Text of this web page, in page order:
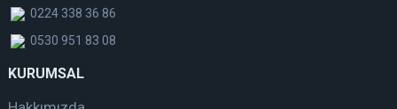
0224 338 36 86
0530 951 83 08
KURUMSAL